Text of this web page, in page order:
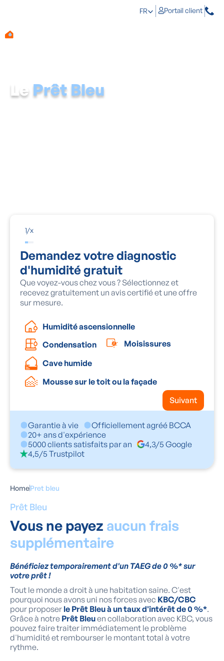
FR Portail client
Le Prêt Bleu
1/x
Demandez votre diagnostic
d'humidité gratuit
Que voyez-vous chez vous ? Sélectionnez et
recevez gratuitement un avis certifié et une offre
sur mesure.
Humidité ascensionnelle
Condensation
Moisissures
Cave humide
Mousse sur le toit ou la façade
Suivant
Garantie à vie
Officiellement agréé BCCA
20+ ans d'expérience
5000 clients satisfaits par an
4,3/5 Google
4,5/5 Trustpilot
HomePret bleu
Prêt Bleu
Vous ne payez aucun frais
supplémentaire
Bénéficiez temporairement d'un TAEG de 0 %* sur
votre prêt !
Tout le monde a droit à une habitation saine. C'est
pourquoi nous avons uni nos forces avec KBC/CBC
pour proposer le Prêt Bleu à un taux d'intérêt de 0 %*.
Grâce à notre Prêt Bleuen collaboration avec KBC, vous
pouvez faire traiter immédiatement le problème
d'humidité et rembourser le montant total à votre
rythme.